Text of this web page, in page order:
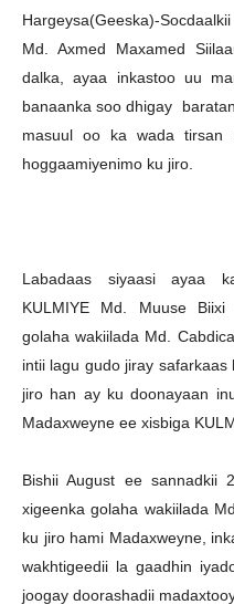
Hargeysa(Geeska)-
Md. Axmed Maxamed
dalka, ayaa inkastoo uu
banaanka soo dhigay
masuul oo ka wada tirsan
hoggaamiyenimo ku jiro.
Labadaas siyaasi ayaa
KULMIYE Md. Muuse
golaha wakiilada Md.
intii lagu gudo jiray
jiro han ay ku doonayaan
Madaxweyne ee xisbiga
Bishii August ee sannadkii
xigeenka golaha wakiilada
ku jiro hami Madaxweyne,
wakhtigeedii la gaadhin
joogay doorashadii